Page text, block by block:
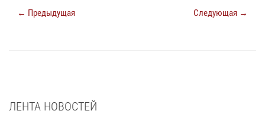
← Предыдущая Следующая →
ЛЕНТА НОВОСТЕЙ